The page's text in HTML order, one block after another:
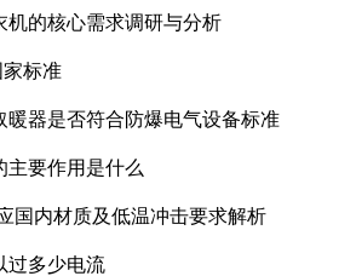
机的核心需求调研与分析
标准
暖器是否符合防爆电气设备标准
主要作用是什么
国内材质及低温冲击要求解析
过多少电流